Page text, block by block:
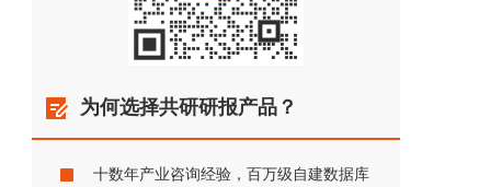
为何选择共研研报产品？
十数年产业咨询经验，百万级自建数据库